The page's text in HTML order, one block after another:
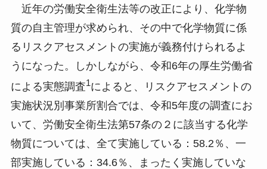
近年の労働安全衛生法等の改正により、化学物
質の自主管理が求められ、その中で化学物質に係
るリスクアセスメントの実施が義務付けられるよ
うになった。しかしながら、令和6年の厚生労働省
による実態調査1によると、リスクアセスメントの
実施状況別事業所割合では、令和5年度の調査にお
いて、労働安全衛生法第57条の２に該当する化学
物質については、全て実施している：58.2％、一
部実施している：34.6％、まったく実施していな